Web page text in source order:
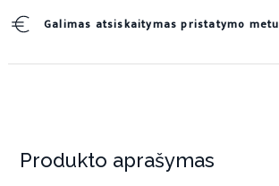
Galimas atsiskaitymas pristatymo metu
Produkto aprašymas